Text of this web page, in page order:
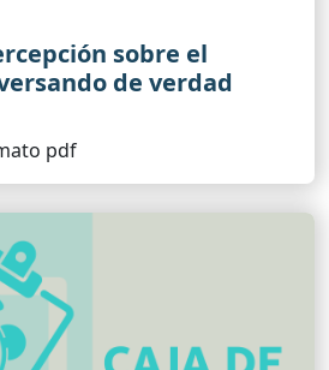
sobre el
de verdad
pdf